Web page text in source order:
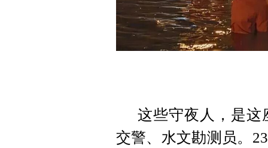
这些守夜人，是这
交警、水文勘测员。